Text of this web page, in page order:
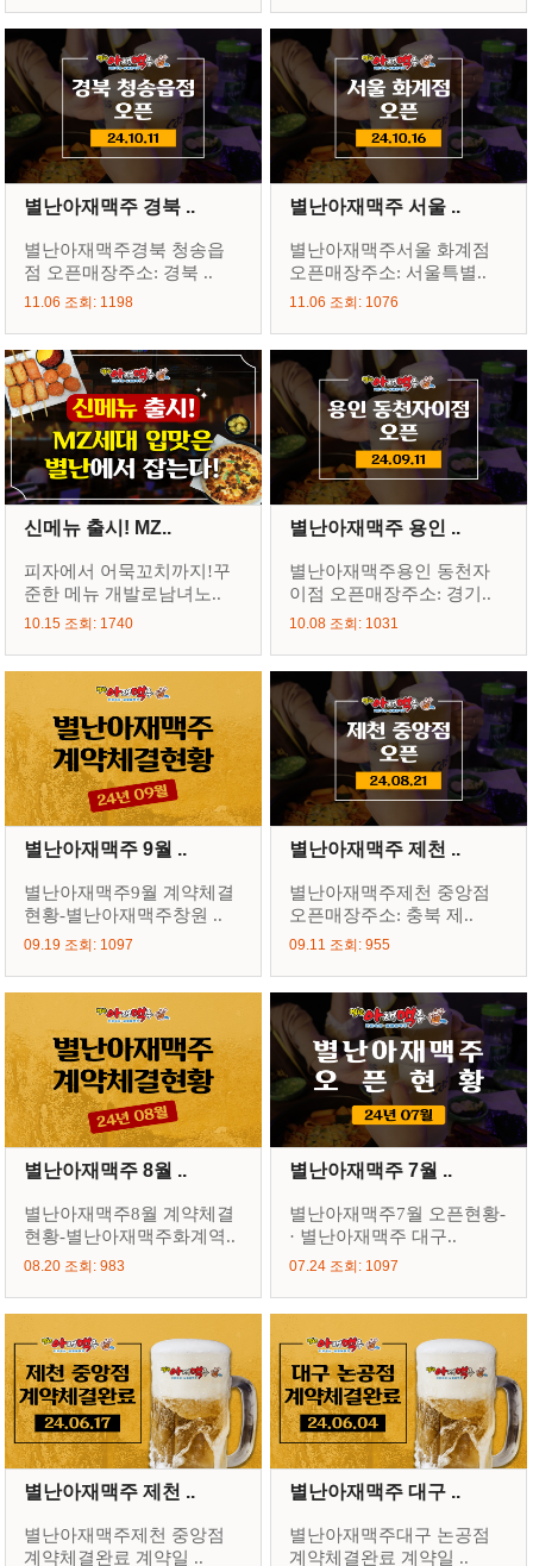
별난아재맥주 경북 ..
별난아재맥주경북 청송읍
점 오픈매장주소: 경북 ..
11.06 조회: 1198
별난아재맥주 서울 ..
별난아재맥주서울 화계점
오픈매장주소: 서울특별..
11.06 조회: 1076
신메뉴 출시! MZ..
피자에서 어묵꼬치까지!꾸
준한 메뉴 개발로남녀노..
10.15 조회: 1740
별난아재맥주 용인 ..
별난아재맥주용인 동천자
이점 오픈매장주소: 경기..
10.08 조회: 1031
별난아재맥주 9월 ..
별난아재맥주9월 계약체결
현황-별난아재맥주창원 ..
09.19 조회: 1097
별난아재맥주 제천 ..
별난아재맥주제천 중앙점
오픈매장주소: 충북 제..
09.11 조회: 955
별난아재맥주 8월 ..
별난아재맥주8월 계약체결
현황-별난아재맥주화계역..
08.20 조회: 983
별난아재맥주 7월 ..
별난아재맥주7월 오픈현황-
· 별난아재맥주 대구..
07.24 조회: 1097
별난아재맥주 제천 ..
별난아재맥주제천 중앙점
계약체결완료 계약일 ..
별난아재맥주 대구 ..
별난아재맥주대구 논공점
계약체결완료 계약일 ..